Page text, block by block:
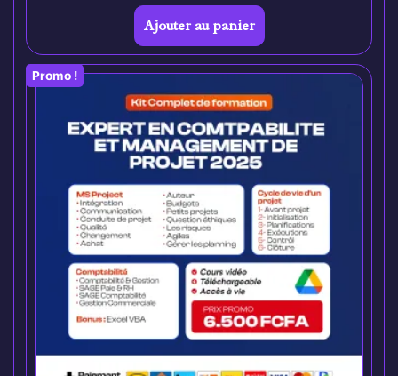
Ajouter au panier
Promo !